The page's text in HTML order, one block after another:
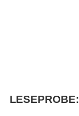
LESEPROBE: